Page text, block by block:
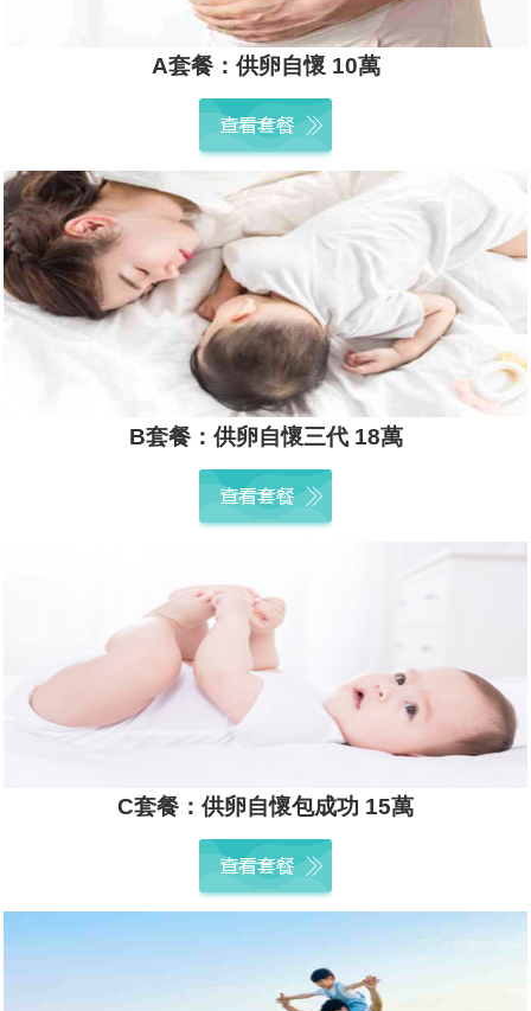
A套餐：供卵自懷 10萬
B套餐：供卵自懷三代 18萬
C套餐：供卵自懷包成功 15萬